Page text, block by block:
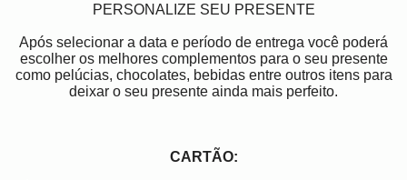
PERSONALIZE SEU PRESENTE
Após selecionar a data e período de entrega você poder
escolher os melhores complementos para o seu presente
como pelúcias, chocolates, bebidas entre outros itens para
deixar o seu presente ainda mais perfeito.
CARTÃO: